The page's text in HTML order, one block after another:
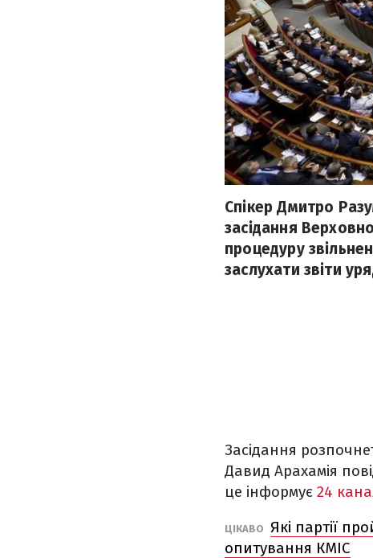
Спікер Дмитро
засідання
процедуру
заслухати звіти
Засідання
Давид Арахамія
це інформує 24
ЦІКАВО Які партії
опитування КМІС